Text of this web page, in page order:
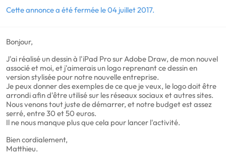
Cette annonce a été fermée le 04 juillet 2017.
Bonjour,
J'ai réalisé un dessin à l'iPad Pro sur Adobe Draw, de mon nouvel
associé et moi, et j'aimerais un logo reprenant ce dessin en
version stylisée pour notre nouvelle entreprise.
Je peux donner des exemples de ce que je veux, le logo doit être
arrondi afin d'être utilisé sur les réseaux sociaux et autres sites.
Nous venons tout juste de démarrer, et notre budget est assez
serré, entre 30 et 50 euros.
Il ne nous manque plus que cela pour lancer l'activité.
Bien cordialement,
Matthieu.